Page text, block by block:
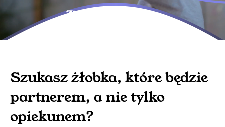
Zielona Góra , Dolina
Szukaszżłobka, które będzie
partnerem, a nie tylko
opiekunem?